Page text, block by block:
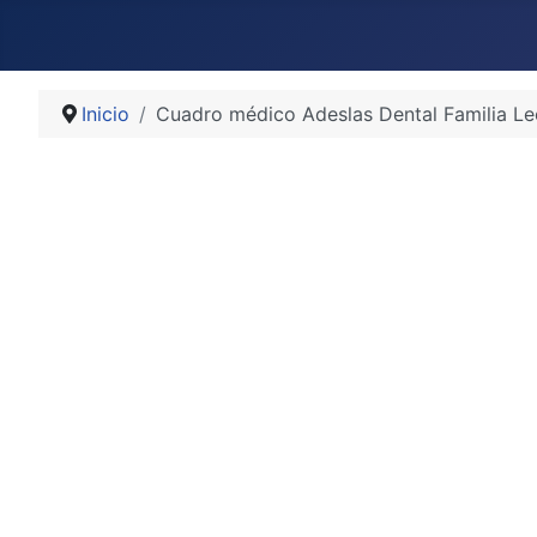
Inicio Cuadro médico Adeslas Dental Familia